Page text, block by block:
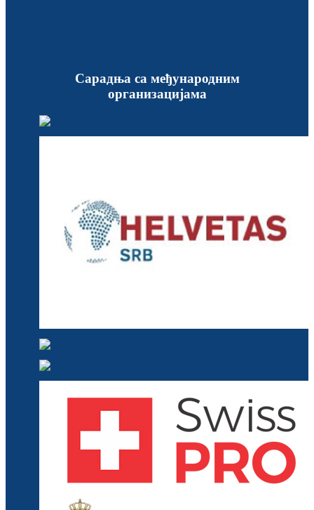
Сарадња са међународним
организацијама